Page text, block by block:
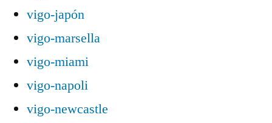
vigo-japón
vigo-marsella
vigo-miami
vigo-napoli
vigo-newcastle